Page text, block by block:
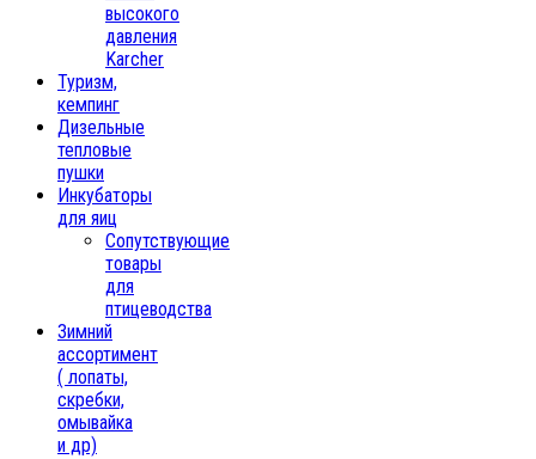
высокого
давления
Karcher
Туризм,
кемпинг
Дизельные
тепловые
пушки
Инкубаторы
для яиц
Сопутствующие
товары
для
птицеводства
Зимний
ассортимент
( лопаты,
скребки,
омывайка
и др)